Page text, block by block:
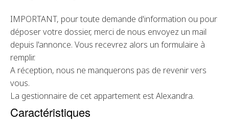
IMPORTANT, pour toute demande d'information ou pour
déposer votre dossier, merci de nous envoyez un mail
depuis l'annonce. Vous recevrez alors un formulaire à
remplir.
A réception, nous ne manquerons pas de revenir vers
vous.
La gestionnaire de cet appartement est Alexandra.
Caractéristiques